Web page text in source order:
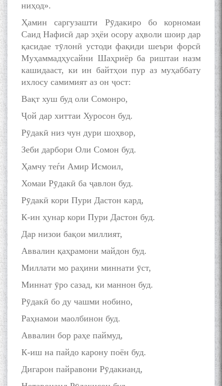
ниҳод».
Ҳамин саргузашти Рӯдакиро бо корномаи
Саид Нафисӣ дар эҳёи осору аҳволи шоир дар
қасидае тӯлонӣ устоди фақиди шеъри форсӣ
Муҳаммадҳусайни Шаҳриёр ба риштаи назм
кашидааст, ки ин байтҳои пур аз муҳаббату
ихлосу самимият аз он ҷост:
Вақт хуш буд оли Сомонро,
Ҷой дар хиттаи Хуросон буд.
Рӯдакӣ низ чун дури шоҳвор,
Зеби дарбори Оли Сомон буд.
Ҳамчу теѓи Амир Исмоил,
Хомаи Рӯдакӣ ба ҷавлон буд.
Рӯдакӣ кори Пури Дастон кард,
К-ин ҳунар кори Пури Дастон буд.
Дар низои бақои миллият,
Аввалин қаҳрамони майдон буд.
Миллати мо раҳини миннати ӯст,
Миннат ӯро сазад, ки маннон буд.
Рӯдакӣ бо ду чашми нобино,
Раҳнамои маолбинон буд.
Аввалин бор раҳе паймуд,
К-иш на пайдо карону поён буд.
Дигарон пайравони Рӯдакианд,